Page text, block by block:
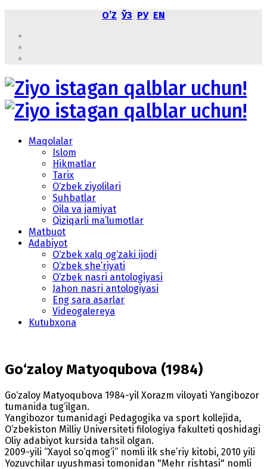
OʼZ ЎЗ РУ EN
Maqolalar
Islom
Hikmatlar
Tarix
O‘zbek ziyolilari
Suhbatlar
Oila va jamiyat
Qiziqarli ma’lumotlar
Matbuot
Adabiyot
O‘zbek xalq og‘zaki ijodi
O‘zbek she’riyati
O‘zbek nasri antologiyasi
Jahon nasri antologiyasi
Eng sara asarlar
Videogalereya
Kutubxona
Go‘zaloy Matyoqubova (1984)
Go‘zaloy Matyoqubova 1984-yil Xorazm viloyati Yangibozor
tumanida tug‘ilgan.
Yangibozor tumanidagi Pedagogika va sport kollejida,
O‘zbekiston Milliy Universiteti filologiya fakulteti qoshidagi
Oliy adabiyot kursida tahsil olgan.
2009-yili “Xayol so‘qmog‘i” nomli ilk she’riy kitobi, 2010 yili
Yozuvchilar uyushmasi tomonidan "Mehr rishtasi" nomli